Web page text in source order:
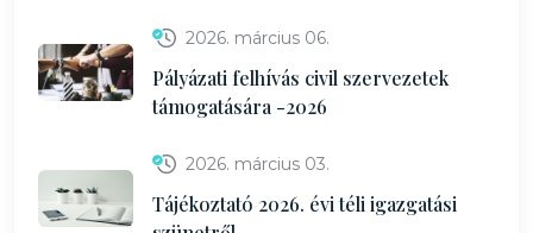
2026. március 06.
Pályázati felhívás civil szervezetek
támogatására -2026
2026. március 03.
Tájékoztató 2026. évi téli igazgatási